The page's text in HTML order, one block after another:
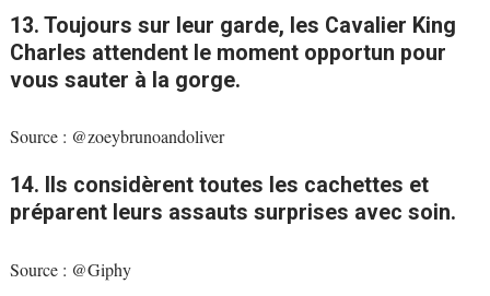
13. Toujours sur leur garde, les Cavalier King
Charles attendent le moment opportun pour
vous sauter à la gorge.
Source : @zoeybrunoandoliver
14. Ils considèrent toutes les cachettes et
préparent leurs assauts surprises avec soin.
Source : @Giphy